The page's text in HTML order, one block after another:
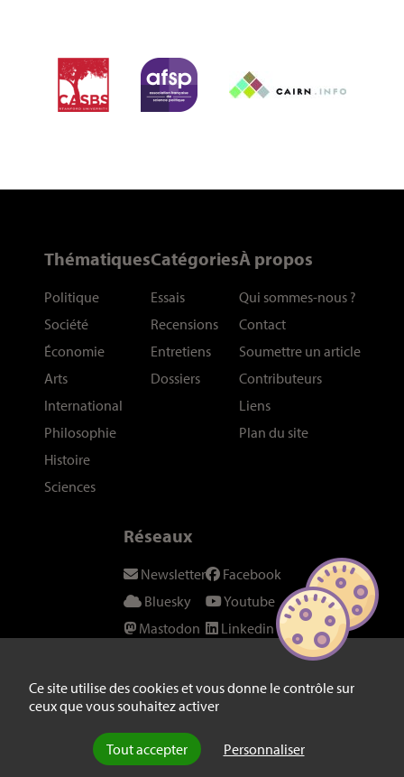
Ce site utilise des cookies et vous donne le contrôle sur
ceux que vous souhaitez activer
Tout accepter Personnaliser
Thématiques
Politique
Société
Économie
Arts
International
Philosophie
Histoire
Sciences
Catégories
Essais
Recensions
Entretiens
Dossiers
À propos
Qui sommes-nous ?
Contact
Soumettre un article
Contributeurs
Liens
Plan du site
Réseaux
Newsletter
Bluesky
Mastodon
Instagram
Twitter/X
Facebook
Youtube
Linkedin
Fil RSS